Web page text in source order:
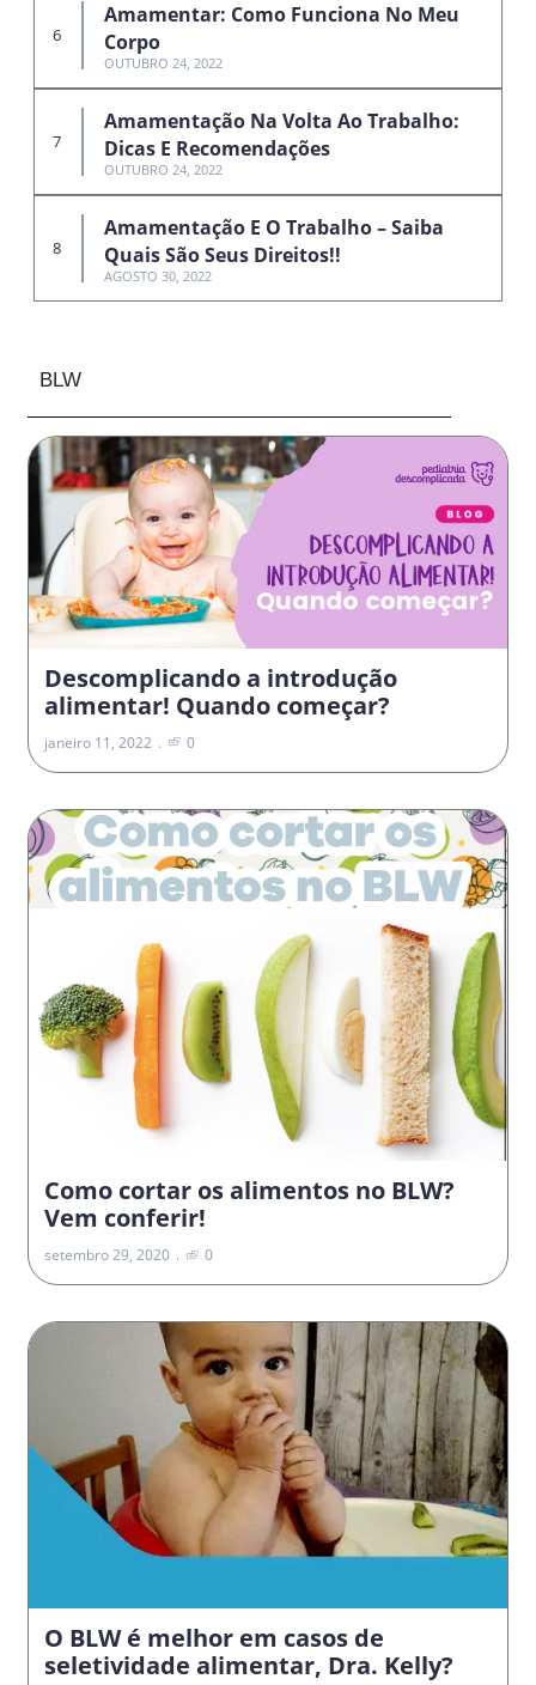
Amamentar: Como Funciona No Meu
Corpo
OUTUBRO 24, 2022
Amamentação Na Volta Ao Trabalho:
Dicas E Recomendações
OUTUBRO 24, 2022
Amamentação E O Trabalho – Saiba
Quais São Seus Direitos!!
AGOSTO 30, 2022
BLW
Descomplicando a introdução
alimentar! Quando começar?
janeiro 11, 2022 0
Como cortar os alimentos no BLW?
Vem conferir!
setembro 29, 2020 0
O BLW é melhor em casos de
seletividade alimentar, Dra. Kelly?